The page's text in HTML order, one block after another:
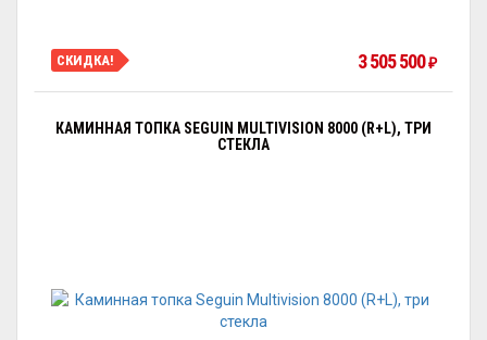
СКИДКА! 3 505 500₽
КАМИННАЯ ТОПКА SEGUIN MULTIVISION 8000 (R+L), ТРИ
СТЕКЛА